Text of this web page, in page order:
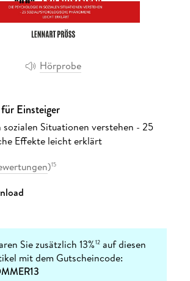
Hörprobe
Einsteiger
sozialen Situationen verstehen - 25
Effekte leicht erklärt
)15
Sie zusätzlich 13%12 auf diesen
mit dem Gutscheincode: